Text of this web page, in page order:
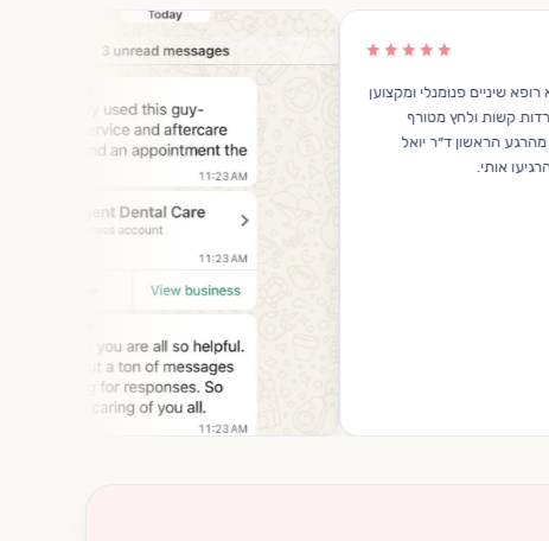
ד״ר גבריאל יואל הוא רופא שיניים פנומנלי ומקצוען
אמיתי! הגעתי עם חרדות קשות ולחץ מטורף
מהזריקה ומהטיפול. מהרגע הראשון ד״ר יואל